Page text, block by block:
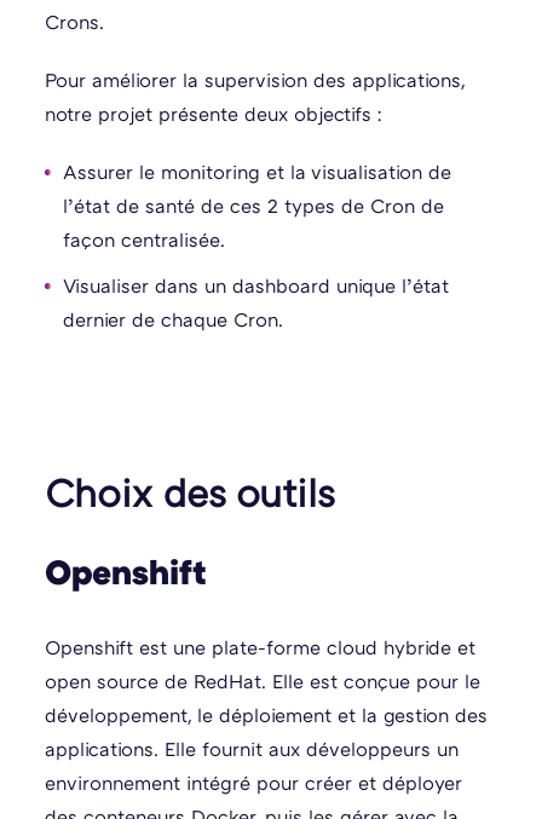
Crons.
Pour améliorer la supervision des applications,
notre projet présente deux objectifs :
Assurer le monitoring et la visualisation de
l’état de santé de ces 2 types de Cron de
façon centralisée.
Visualiser dans un dashboard unique l’état
dernier de chaque Cron.
Choix des outils
Openshift
Openshift est une plate-forme cloud hybride et
open source de RedHat. Elle est conçue pour le
développement, le déploiement et la gestion des
applications. Elle fournit aux développeurs un
environnement intégré pour créer et déployer